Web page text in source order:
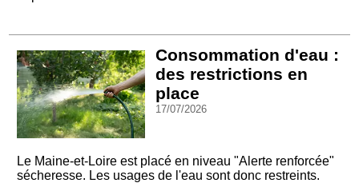
Consommation d'eau :
des restrictions en
place
17/07/2026
Le Maine-et-Loire est placé en niveau "Alerte renforcée"
sécheresse. Les usages de l'eau sont donc restreints.